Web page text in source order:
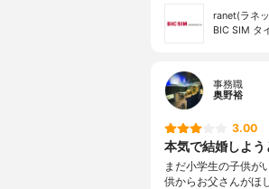
ranet(ラネ
BIC SIM タ
事務職
奥野裕
3.00
本気で結婚しよ
まだ小学生の子供が
供からお父さんがほ